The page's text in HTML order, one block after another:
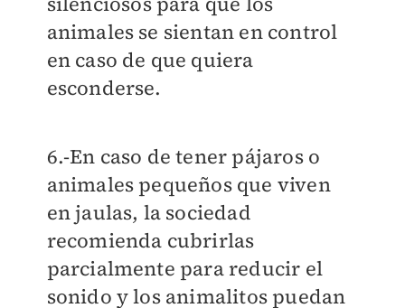
animales se sientan en control
en caso de que quiera
esconderse.
6.-En caso de tener pájaros o
animales pequeños que viven
en jaulas, la sociedad
recomienda cubrirlas
parcialmente para reducir el
sonido y los animalitos puedan